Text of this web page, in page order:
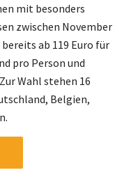
mit besonders
zwischen November
bereits ab 119 Euro für
pro Person und
Wahl stehen 16
Belgien,